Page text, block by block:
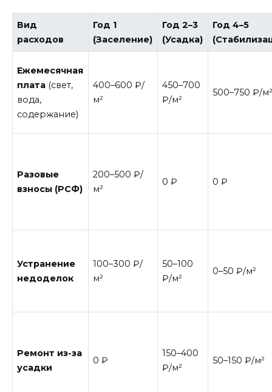
Вид
расходов
Год 1
(Заселение)
Год 2–3
(Усадка)
Год 4–5
Ежемесячная
плата (свет,
вода,
содержание)
400–600 ₽/
м²
450–700
₽/м²
500–750 ₽/
Разовые
взносы (РСФ)
200–500 ₽/
м²
0 ₽ 0 ₽
Устранение
недоделок
100–300 ₽/
м²
50–100
₽/м²
0–50 ₽/м²
Ремонт из-за
усадки
0 ₽
150–400
₽/м²
50–150 ₽/м²